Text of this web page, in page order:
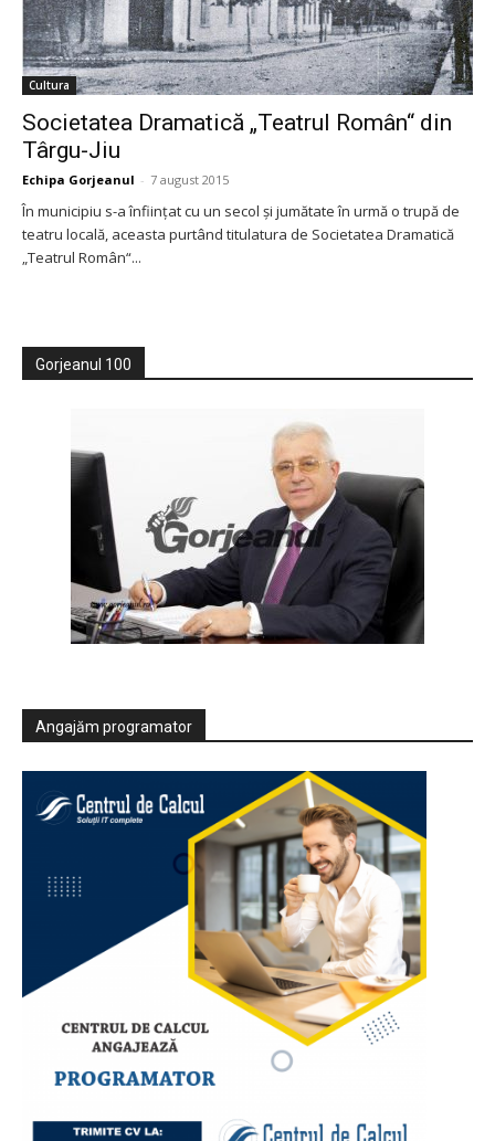
Cultura
Societatea Dramatică „Teatrul Român“ din
Târgu-Jiu
Echipa Gorjeanul - 7 august 2015
În municipiu s-a înfiinţat cu un secol şi jumătate în urmă o trupă de
teatru locală, aceasta purtând titulatura de Societatea Dramatică
„Teatrul Român“...
Gorjeanul 100
Angajăm programator